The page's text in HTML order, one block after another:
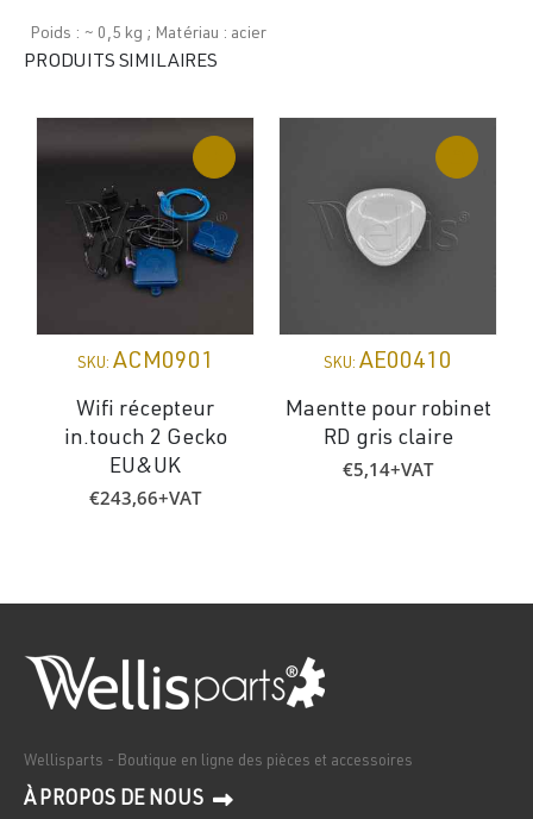
Poids : ~ 0,5 kg ; Matériau : acier
PRODUITS SIMILAIRES
SKU: ACM0901
Wifi récepteur
in.touch 2 Gecko
EU&UK
€243,66+VAT
SKU: AE00410
Maentte pour robinet
RD gris claire
€5,14+VAT
Wellisparts - Boutique en ligne des pièces et accessoires
À PROPOS DE NOUS